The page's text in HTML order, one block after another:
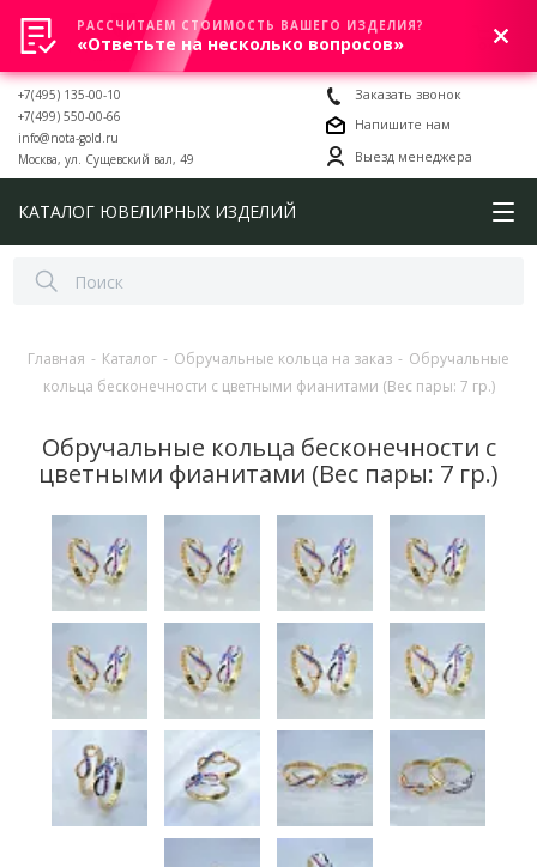
0
+7(495) 135-00-10
+7(499) 550-00-66
info@nota-gold.ru
Москва, ул. Сущевский вал, 49
Заказать звонок
Напишите нам
Выезд менеджера
КАТАЛОГ ЮВЕЛИРНЫХ ИЗДЕЛИЙ
Главная - Каталог - Обручальные кольца на заказ - Обручальные
кольца бесконечности с цветными фианитами (Вес пары: 7 гр.)
Обручальные кольца бесконечности с
цветными фианитами (Вес пары: 7 гр.)
РАССЧИТАЕМ СТОИМОСТЬ ВАШЕГО ИЗДЕЛИЯ?
«Ответьте на несколько вопросов»